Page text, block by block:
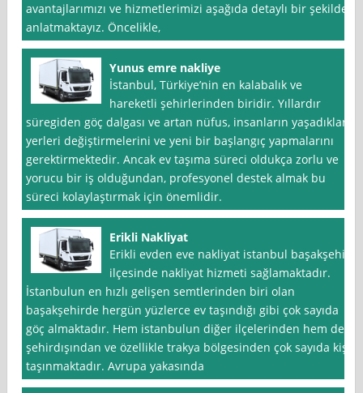
avantajlarımızı ve hizmetlerimizi aşağıda detaylı bir şekilde
anlatmaktayız. Öncelikle,
Yunus emre nakliye
İstanbul, Türkiye’nin en kalabalık ve
hareketli şehirlerinden biridir. Yıllardır
süregiden göç dalgası ve artan nüfus, insanların yaşadıkları
yerleri değiştirmelerini ve yeni bir başlangıç yapmalarını
gerektirmektedir. Ancak ev taşıma süreci oldukça zorlu ve
yorucu bir iş olduğundan, profesyonel destek almak bu
süreci kolaylaştırmak için önemlidir.
Erikli Nakliyat
Erikli evden eve nakliyat istanbul başakşehir
ilçesinde nakliyat hizmeti sağlamaktadır.
İstanbulun en hızlı gelişen semtlerinden biri olan
başakşehirde hergün yüzlerce ev taşındığı gibi çok sayıda
göç almaktadır. Hem istanbulun diğer ilçelerinden hem de
şehirdışından ve özellikle trakya bölgesinden çok sayıda kişi
taşınmaktadır. Avrupa yakasında